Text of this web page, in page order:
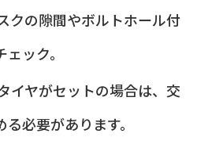
クの隙間やボルトホール付
ック。
イヤがセットの場合は、交
必要があります。